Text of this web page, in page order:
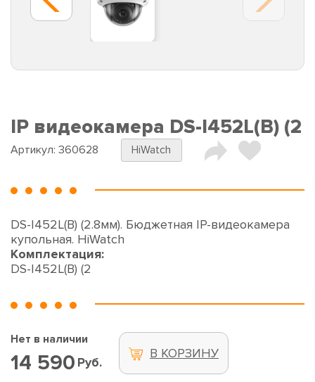
IP видеокамера DS-I452L(B) (2
Артикул: 360628 HiWatch
DS-I452L(B) (2.8мм). Бюджетная IP-видеокамера
купольная. HiWatch
Комплектация:
DS-I452L(B) (2
Нет в наличии
14 590 Руб.
В КОРЗИНУ